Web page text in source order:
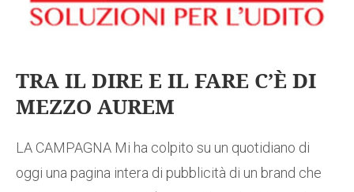
TRA IL DIRE E IL FARE C’È DI
MEZZO AUREM
LA CAMPAGNA Mi ha colpito su un quotidiano di
oggi una pagina intera di pubblicità di un brand che